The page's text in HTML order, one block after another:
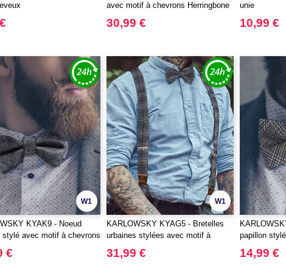
avec motif à chevrons Herringbone
30,99 €
unie
10,99 €
W1
KYAK9 - Noeud
stylé avec motif à chevrons
€
W1
KARLOWSKY KYAG5 - Bretelles
urbaines stylées avec motif à
carreaux (glencheck)
31,99 €
papillon
(glencheck)
14,99 €